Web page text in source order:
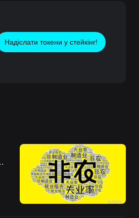
Надіслати токени у стейкінг!